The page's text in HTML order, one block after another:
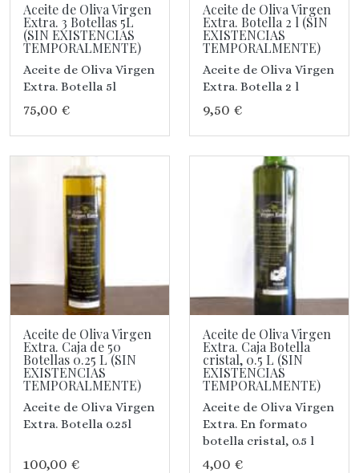
Aceite de Oliva Virgen
Extra. 3 Botellas 5L
(SIN EXISTENCIAS
TEMPORALMENTE)
Aceite de Oliva Virgen
Extra. Botella 5l
75,00 €
Aceite de Oliva Virgen
Extra. Botella 2 l (SIN
EXISTENCIAS
TEMPORALMENTE)
Aceite de Oliva Virgen
Extra. Botella 2 l
9,50 €
Aceite de Oliva Virgen
Extra. Caja de 50
Botellas 0.25 L (SIN
EXISTENCIAS
TEMPORALMENTE)
Aceite de Oliva Virgen
Extra. Botella 0.25l
100,00 €
Aceite de Oliva Virgen
Extra. Caja Botella
cristal, 0.5 L (SIN
EXISTENCIAS
TEMPORALMENTE)
Aceite de Oliva Virgen
Extra. En formato
botella cristal, 0.5 l
4,00 €